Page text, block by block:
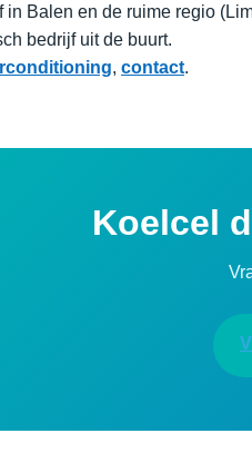
in Balen en de ruime regio
bedrijf uit de buurt.
, contact.
Koelcel